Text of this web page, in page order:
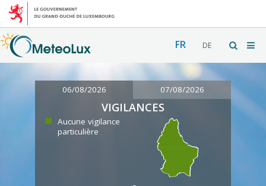
FR DE
06/08/2026 07/08/2026
VIGILANCES
Aucune vigilance
particulière